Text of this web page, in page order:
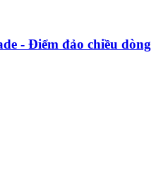
- Điểm đảo chiều dòng